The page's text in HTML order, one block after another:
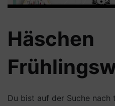
Häschen
Du bist auf der Suche